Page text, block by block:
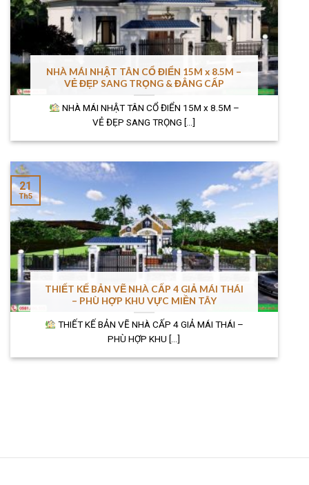
NHÀ MÁI NHẬT TÂN CỔ ĐIỂN 15M x 8.5M –
VẺ ĐẸP SANG TRỌNG & ĐẲNG CẤP
NHÀ MÁI NHẬT TÂN CỔ ĐIỂN 15M x 8.5M –
VẺ ĐẸP SANG TRỌNG [...]
THIẾT KẾ BẢN VẼ NHÀ CẤP 4 GIẢ MÁI THÁI
– PHÙ HỢP KHU VỰC MIỀN TÂY
THIẾT KẾ BẢN VẼ NHÀ CẤP 4 GIẢ MÁI THÁI –
PHÙ HỢP KHU [...]
21
Th5